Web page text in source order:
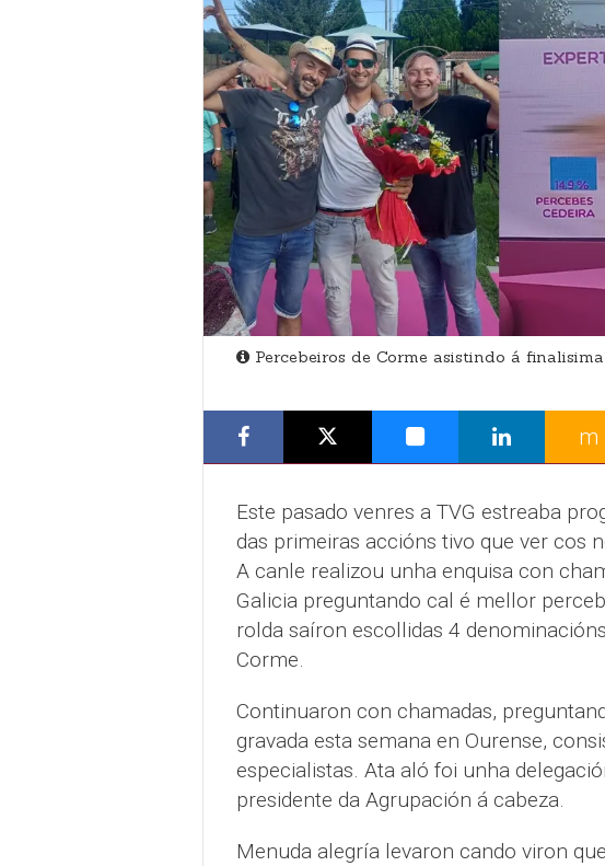
Percebeiros de Corme asistindo á
m
Este pasado venres a TVG estreaba
das primeiras accións tivo que ver cos
A canle realizou unha enquisa con
Galicia preguntando cal é mellor
rolda saíron escollidas 4
Corme.
Continuaron con chamadas,
gravada esta semana en Ourense,
especialistas. Ata aló foi unha
presidente da Agrupación á cabeza.
Menuda alegría levaron cando viron